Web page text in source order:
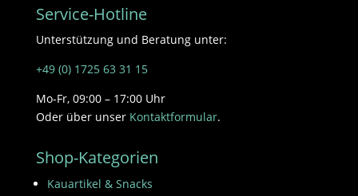
Service-Hotline
Unterstützung und Beratung unter:
+49 (0) 1725 63 31 15
Mo-Fr, 09:00 – 17:00 Uhr
Oder über unser Kontaktformular.
Shop-Kategorien
Kauartikel & Snacks